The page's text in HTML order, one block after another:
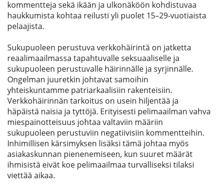
kommentteja sekä ikään ja ulkonäköön kohdistuvaa
haukkumista kohtaa reilusti yli puolet 15–29-vuotiaista
pelaajista.
Sukupuoleen perustuva verkkohäirintä on jatketta
reaalimaailmassa tapahtuvalle seksuaaliselle ja
sukupuoleen perustuvalle häirinnälle ja syrjinnälle.
Ongelman juuretkin johtavat samoihin
yhteiskuntamme patriarkaalisiin rakenteisiin.
Verkkohäirinnän tarkoitus on usein hiljentää ja
häpäistä naisia ja tyttöjä. Erityisesti pelimaailman vahva
miespainotteisuus johtaa valtaviin määriin
sukupuoleen perustuviin negatiivisiin kommentteihin.
Inhimillisen kärsimyksen lisäksi tämä johtaa myös
asiakaskunnan pienenemiseen, kun suuret määrät
ihmisistä eivät koe pelimaailmaa turvalliseksi tilaksi
viettää aikaa.